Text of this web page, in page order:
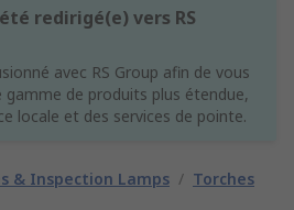
redirigé(e) vers RS
avec RS Group afin de vous
gamme de produits plus étendue,
locale et des services de pointe.
& Inspection Lamps / Torches